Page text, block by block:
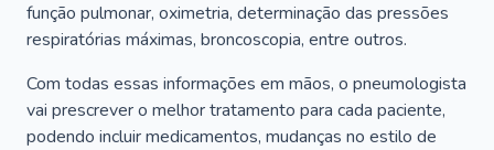
função pulmonar, oximetria, determinação das pressões
respiratórias máximas, broncoscopia, entre outros.
Com todas essas informações em mãos, o pneumologista
vai prescrever o melhor tratamento para cada paciente,
podendo incluir medicamentos, mudanças no estilo de